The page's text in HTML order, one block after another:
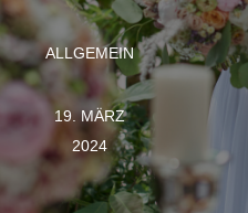
ALLGEMEIN
19. MÄRZ
2024